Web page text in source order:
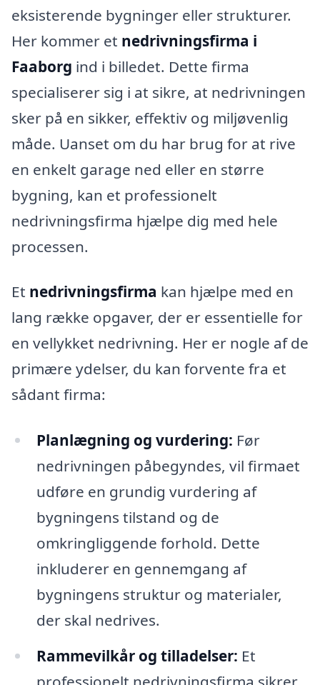
eksisterende bygninger eller strukturer.
Her kommer et nedrivningsfirma i
Faaborg ind i billedet. Dette firma
specialiserer sig i at sikre, at nedrivningen
sker på en sikker, effektiv og miljøvenlig
måde. Uanset om du har brug for at rive
en enkelt garage ned eller en større
bygning, kan et professionelt
nedrivningsfirma hjælpe dig med hele
processen.
Et nedrivningsfirma kan hjælpe med en
lang række opgaver, der er essentielle for
en vellykket nedrivning. Her er nogle af de
primære ydelser, du kan forvente fra et
sådant firma:
Planlægning og vurdering: Før
nedrivningen påbegyndes, vil firmaet
udføre en grundig vurdering af
bygningens tilstand og de
omkringliggende forhold. Dette
inkluderer en gennemgang af
bygningens struktur og materialer,
der skal nedrives.
Rammevilkår og tilladelser: Et